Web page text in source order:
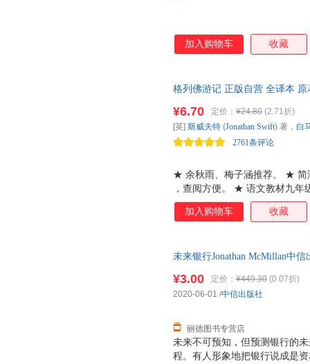
加入购物车 收藏
格列佛游记 正版自营 全译本
杰出的游记体讽刺小说，世界
★ 余秋雨、梅子涵推荐。 ★ 简
，查阅方便。 ★ 语文教材九
★ 重量轻，便于携带。字大清
他书都被毁坏时也要保留的六
¥6.70 定价： ¥24.80 (2.71折)
2761条评论
[英] 斯威夫特 (Jonathan Swift) 著， 白
加入购物车 收藏
未来银行Jonathan McMillan中
未来不可预知，但预测银行的
程。有人形象地把银行说成是
¥3.00 定价： ¥449.30 (0.07折)
丽德图书专营店
2020-06-01 /中信出版社